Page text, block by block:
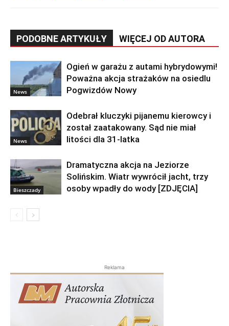
PODOBNE ARTYKUŁY WIĘCEJ OD AUTORA
News
Ogień w garażu z autami hybrydowymi!
Poważna akcja strażaków na osiedlu
Pogwizdów Nowy
News
Odebrał kluczyki pijanemu kierowcy i
został zaatakowany. Sąd nie miał
litości dla 31-latka
Bieszczady
Dramatyczna akcja na Jeziorze
Solińskim. Wiatr wywrócił jacht, trzy
osoby wpadły do wody [ZDJĘCIA]
Reklama